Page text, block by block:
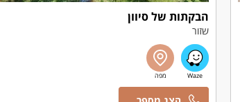
הבקתות של סיוון
שזור